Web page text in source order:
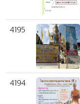
4195
4194